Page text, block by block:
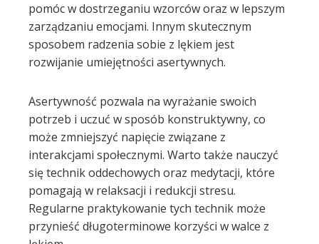
pomóc w dostrzeganiu wzorców oraz w lepszym
zarządzaniu emocjami. Innym skutecznym
sposobem radzenia sobie z lękiem jest
rozwijanie umiejętności asertywnych.
Asertywność pozwala na wyrażanie swoich
potrzeb i uczuć w sposób konstruktywny, co
może zmniejszyć napięcie związane z
interakcjami społecznymi. Warto także nauczyć
się technik oddechowych oraz medytacji, które
pomagają w relaksacji i redukcji stresu.
Regularne praktykowanie tych technik może
przynieść długoterminowe korzyści w walce z